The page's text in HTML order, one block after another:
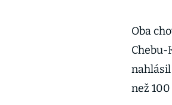
Oba
Chebu-
nahlásil
než